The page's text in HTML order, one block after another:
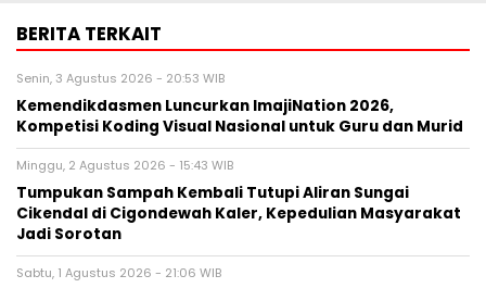
BERITA TERKAIT
Senin, 3 Agustus 2026 - 20:53 WIB
Kemendikdasmen Luncurkan ImajiNation 2026,
Kompetisi Koding Visual Nasional untuk Guru dan Murid
Minggu, 2 Agustus 2026 - 15:43 WIB
Tumpukan Sampah Kembali Tutupi Aliran Sungai
Cikendal di Cigondewah Kaler, Kepedulian Masyarakat
Jadi Sorotan
Sabtu, 1 Agustus 2026 - 21:06 WIB